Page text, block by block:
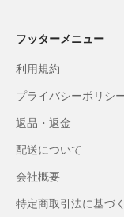
フッターメニュー
利用規約
プライバシーポリシ
返品・返金
配送について
会社概要
特定商取引法に基づ